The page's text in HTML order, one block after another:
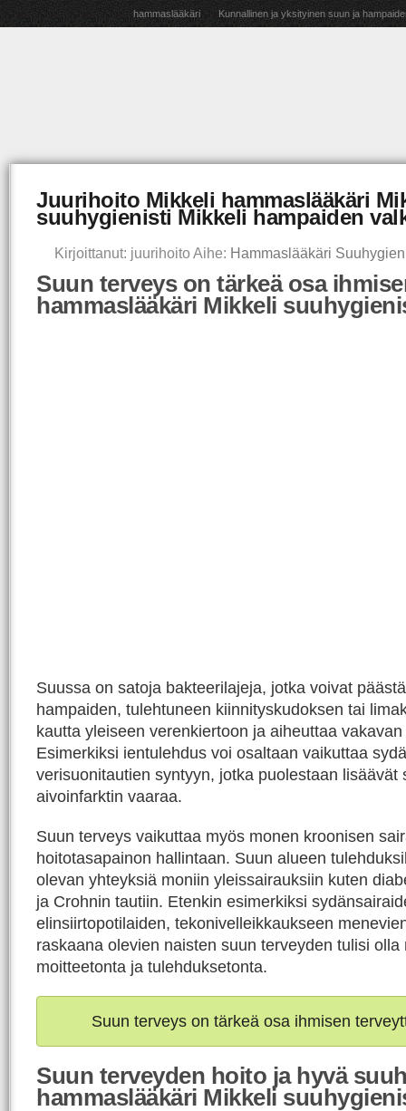
hammaslääkäri Kunnallinen ja yksityinen suun ja
Juurihoito Mikkeli hammaslääkäri
suuhygienisti Mikkeli hampaiden
Kirjoittanut: juurihoito Aihe: Hammaslääkäri
Suun terveys on tärkeä osa
hammaslääkäri Mikkeli
Suussa on satoja bakteerilajeja, jotka voivat
hampaiden, tulehtuneen kiinnityskudoksen tai
kautta yleiseen verenkiertoon ja aiheuttaa
Esimerkiksi ientulehdus voi osaltaan vaikuttaa
verisuonitautien syntyyn, jotka puolestaan lisäävät
aivoinfarktin vaaraa.
Suun terveys vaikuttaa myös monen kroonisen
hoitotasapainon hallintaan. Suun alueen
olevan yhteyksiä moniin yleissairauksiin kuten
ja Crohnin tautiin. Etenkin esimerkiksi
elinsiirtopotilaiden, tekonivelleikkaukseen
raskaana olevien naisten suun terveyden tulisi olla
moitteetonta ja tulehduksetonta.
Suun terveys on tärkeä osa ihmisen
Suun terveyden hoito ja hyvä
hammaslääkäri Mikkeli